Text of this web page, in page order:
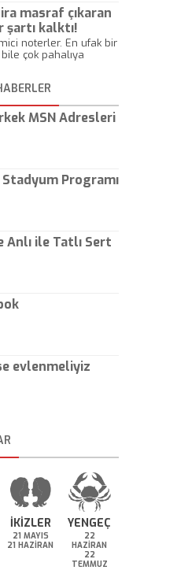
masraf çıkaran
şartı kalktı!
noterler. En ufak bir
bile çok pahalıya
- Kayhan
MSN Adresleri
Stadyum Programı
Anlı ile Tatlı Sert
evlenmeliyiz
İKİZLER
21 MAYIS
21 HAZİRAN
YENGEÇ
22
HAZİRAN
22
TEMMUZ